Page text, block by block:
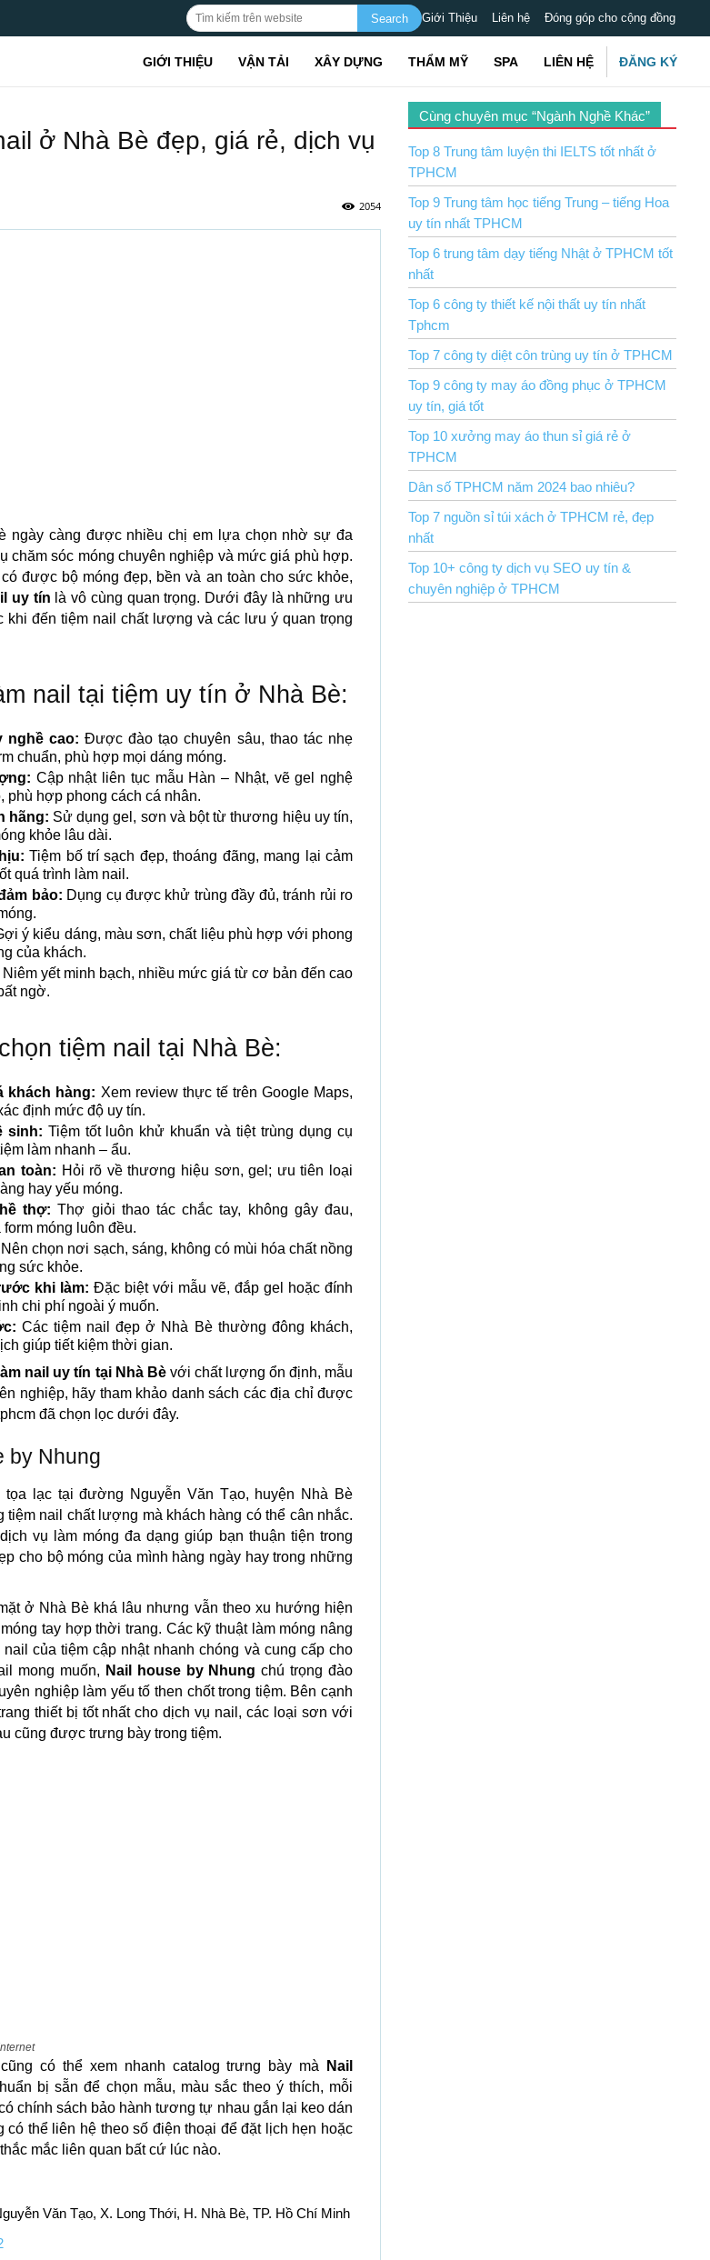
Giới Thiệu Liên hệ Đóng góp cho cộng đồng
GIỚI THIỆU VẬN TẢI XÂY DỰNG THẨM MỸ SPA LIÊN HỆ ĐĂNG KÝ
ở Nhà Bè đẹp, giá rẻ, dịch vụ
2054
ngày càng được nhiều chị em lựa chọn nhờ sự đa
chăm sóc móng chuyên nghiệp và mức giá phù hợp.
được bộ móng đẹp, bền và an toàn cho sức khỏe,
uy tín là vô cùng quan trọng. Dưới đây là những ưu
khi đến tiệm nail chất lượng và các lưu ý quan trọng
nail tại tiệm uy tín ở Nhà Bè:
nghề cao: Được đào tạo chuyên sâu, thao tác nhẹ
chuẩn, phù hợp mọi dáng móng.
Cập nhật liên tục mẫu Hàn – Nhật, vẽ gel nghệ
phù hợp phong cách cá nhân.
hãng: Sử dụng gel, sơn và bột từ thương hiệu uy tín,
khỏe lâu dài.
Tiệm bố trí sạch đẹp, thoáng đãng, mang lại cảm
quá trình làm nail.
bảo: Dụng cụ được khử trùng đầy đủ, tránh rủi ro
ý kiểu dáng, màu sơn, chất liệu phù hợp với phong
của khách.
Niêm yết minh bạch, nhiều mức giá từ cơ bản đến cao
ngờ.
tiệm nail tại Nhà Bè:
khách hàng: Xem review thực tế trên Google Maps,
định mức độ uy tín.
sinh: Tiệm tốt luôn khử khuẩn và tiệt trùng dụng cụ
làm nhanh – ẩu.
toàn: Hỏi rõ về thương hiệu sơn, gel; ưu tiên loại
hay yếu móng.
thợ: Thợ giỏi thao tác chắc tay, không gây đau,
móng luôn đều.
Nên chọn nơi sạch, sáng, không có mùi hóa chất nồng
sức khỏe.
khi làm: Đặc biệt với mẫu vẽ, đắp gel hoặc đính
chi phí ngoài ý muốn.
Các tiệm nail đẹp ở Nhà Bè thường đông khách,
giúp tiết kiệm thời gian.
nail uy tín tại Nhà Bèvới chất lượng ổn định, mẫu
nghiệp, hãy tham khảo danh sách các địa chỉ được
đã chọn lọc dưới đây.
by Nhung
tọa lạc tại đường Nguyễn Văn Tạo, huyện Nhà Bè
tiệm nail chất lượng mà khách hàng có thể cân nhắc.
vụ làm móng đa dạng giúp bạn thuận tiện trong
cho bộ móng của mình hàng ngày hay trong những
ở Nhà Bè khá lâu nhưng vẫn theo xu hướng hiện
tay hợp thời trang. Các kỹ thuật làm móng nâng
của tiệm cập nhật nhanh chóng và cung cấp cho
mong muốn, Nail house by Nhung chú trọng đào
nghiệp làm yếu tố then chốt trong tiệm. Bên cạnh
thiết bị tốt nhất cho dịch vụ nail, các loại sơn với
cũng được trưng bày trong tiệm.
có thể xem nhanh catalog trưng bày mà
Nail
bị sẵn để chọn mẫu, màu sắc theo ý thích, mỗi
chính sách bảo hành tương tự nhau gắn lại keo dán
có thể liên hệ theo số điện thoại để đặt lịch hẹn hoặc
mắc liên quan bất cứ lúc nào.
Văn Tạo, X. Long Thới, H. Nhà Bè, TP. Hồ Chí Minh
Cùng chuyên mục “Ngành Nghề Khác”
Top 8 Trung tâm luyện thi IELTS tốt nhất ở
TPHCM
Top 9 Trung tâm học tiếng Trung – tiếng Hoa
uy tín nhất TPHCM
Top 6 trung tâm dạy tiếng Nhật ở TPHCM tốt
nhất
Top 6 công ty thiết kế nội thất uy tín nhất
Tphcm
Top 7 công ty diệt côn trùng uy tín ở TPHCM
Top 9 công ty may áo đồng phục ở TPHCM
uy tín, giá tốt
Top 10 xưởng may áo thun sỉ giá rẻ ở
TPHCM
Dân số TPHCM năm 2024 bao nhiêu?
Top 7 nguồn sỉ túi xách ở TPHCM rẻ, đẹp
nhất
Top 10+ công ty dịch vụ SEO uy tín &
chuyên nghiệp ở TPHCM